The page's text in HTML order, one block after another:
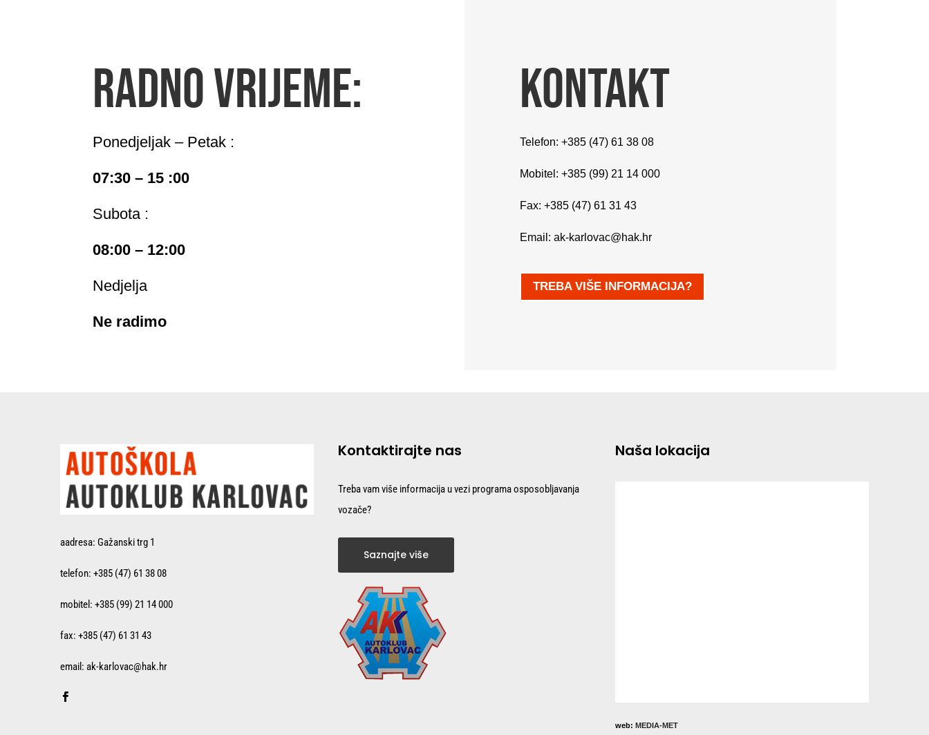
RADNO VRIJEME:
Ponedjeljak – Petak :
07:30 – 15 :00
Subota :
08:00 – 12:00
Nedjelja
Ne radimo
KONTAKT
Telefon: +385 (47) 61 38 08
Mobitel: +385 (99) 21 14 000
Fax: +385 (47) 61 31 43
Email: ak-karlovac@hak.hr
TREBA VIŠE INFORMACIJA?
aadresa: Gažanski trg 1
telefon: +385 (47) 61 38 08
mobitel: +385 (99) 21 14 000
fax: +385 (47) 61 31 43
email: ak-karlovac@hak.hr
Kontaktirajte nas
Treba vam više informacija u vezi programa osposobljavanja
vozače?
Saznajte više
Naša lokacija
web:MEDIA-MET